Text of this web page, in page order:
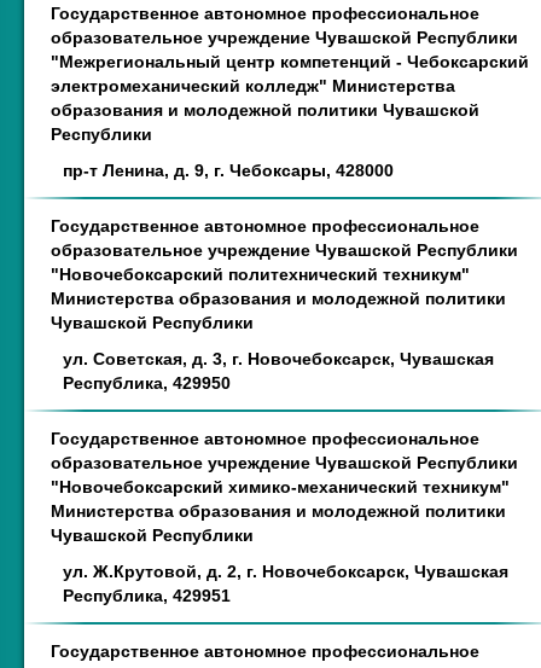
Государственное автономное профессиональное
образовательное учреждение Чувашской Республики
"Межрегиональный центр компетенций - Чебоксарский
электромеханический колледж" Министерства
образования и молодежной политики Чувашской
Республики
пр-т Ленина, д. 9, г. Чебоксары, 428000
Государственное автономное профессиональное
образовательное учреждение Чувашской Республики
"Новочебоксарский политехнический техникум"
Министерства образования и молодежной политики
Чувашской Республики
ул. Советская, д. 3, г. Новочебоксарск, Чувашская
Республика, 429950
Государственное автономное профессиональное
образовательное учреждение Чувашской Республики
"Новочебоксарский химико-механический техникум"
Министерства образования и молодежной политики
Чувашской Республики
ул. Ж.Крутовой, д. 2, г. Новочебоксарск, Чувашская
Республика, 429951
Государственное автономное профессиональное